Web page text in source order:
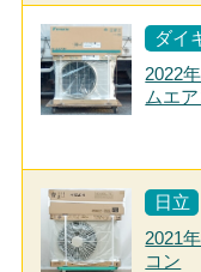
ダイ
2022
ムエ
日立
2021
コン